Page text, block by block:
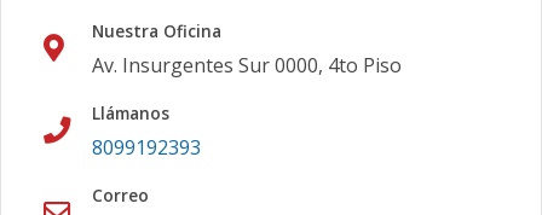
Nuestra Oficina
Av. Insurgentes Sur 0000, 4to Piso
Llámanos
8099192393
Correo